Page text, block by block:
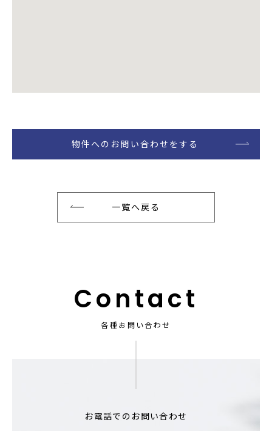
物件へのお問い合わせをする
一覧へ戻る
Contact
各種お問い合わせ
お電話でのお問い合わせ